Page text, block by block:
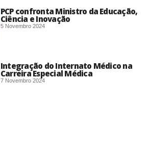
PCP confronta Ministro da Educação,
Ciência e Inovação​
5 Novembro 2024
Integração do Internato Médico na
Carreira Especial Médica
7 Novembro 2024